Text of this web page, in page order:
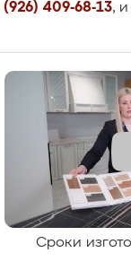
(926) 409-68-13,
Сроки